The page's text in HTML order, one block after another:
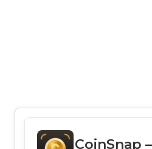
CoinSnap